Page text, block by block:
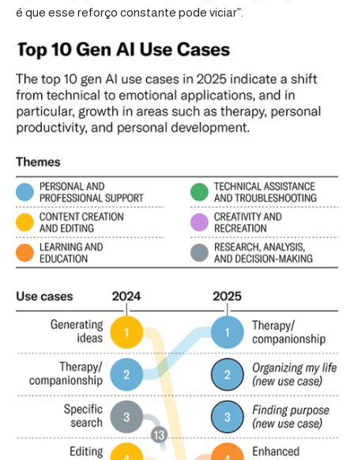
é que esse reforço constante pode viciar”.